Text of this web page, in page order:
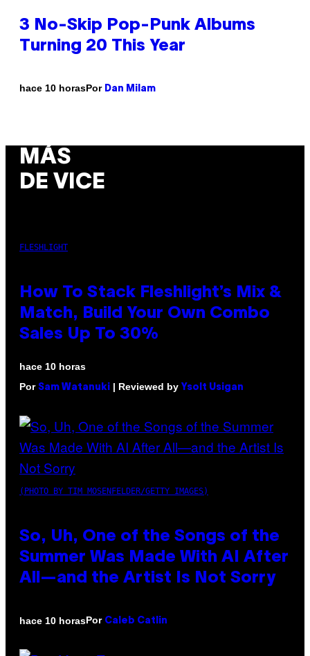
3 No-Skip Pop-Punk Albums
Turning 20 This Year
hace 10 horasPor Dan Milam
MÁS
DE VICE
FLESHLIGHT
How To Stack Fleshlight’s Mix &
Match, Build Your Own Combo
Sales Up To 30%
hace 10 horas
Por Sam Watanuki | Reviewed by Ysolt Usigan
(PHOTO BY TIM MOSENFELDER/GETTY IMAGES)
So, Uh, One of the Songs of the
Summer Was Made With AI After
All—and the Artist Is Not Sorry
hace 10 horasPor Caleb Catlin